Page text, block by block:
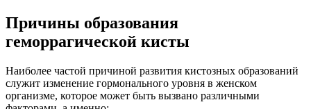
Причины образования
геморрагической кисты
Наиболее частой причиной развития кистозных образований
служит изменение гормонального уровня в женском
организме, которое может быть вызвано различными